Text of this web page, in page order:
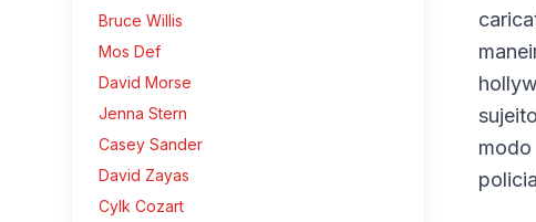
Bruce Willis
Mos Def
David Morse
Jenna Stern
Casey Sander
David Zayas
Cylk Cozart